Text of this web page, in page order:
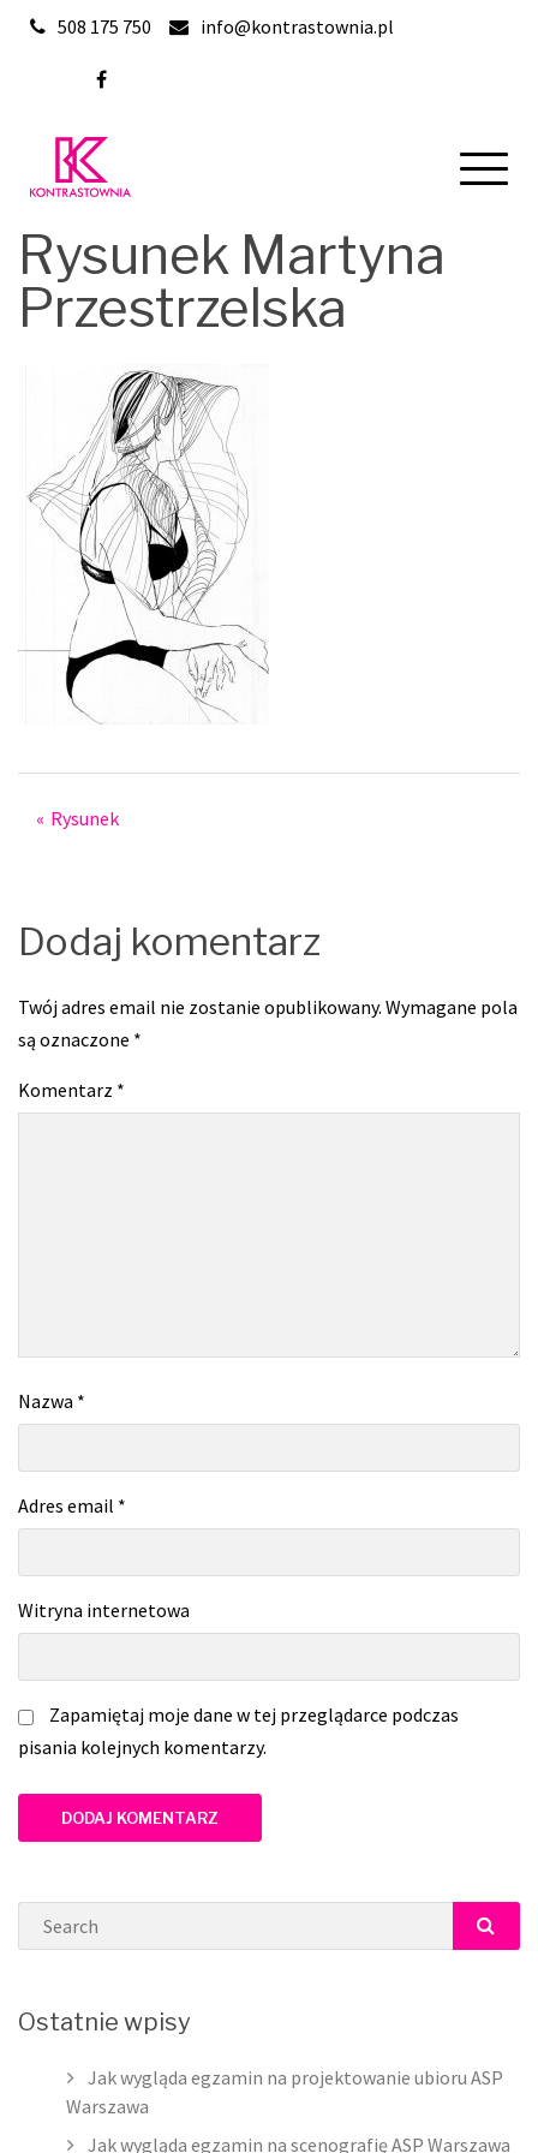
Skip
508 175 750 info@kontrastownia.pl
Rysunek Martyna
Przestrzelska
Post
Rysunek
Dodaj komentarz
Twój adres email nie zostanie opublikowany. Wymagane pola
są oznaczone *
Komentarz *
Nazwa *
Adres email *
Witryna internetowa
Zapamiętaj moje dane w tej przeglądarce podczas
pisania kolejnych komentarzy.
Search
Ostatnie wpisy
Jak wygląda egzamin na projektowanie ubioru ASP
Warszawa
Jak wygląda egzamin na scenografię ASP Warszawa